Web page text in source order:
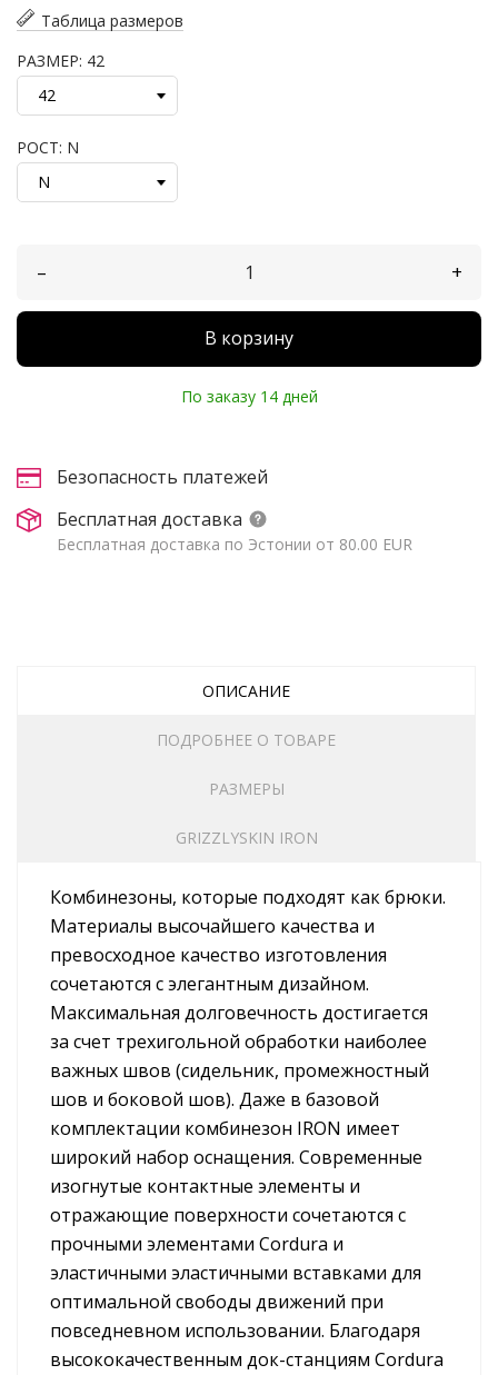
Таблица размеров
РАЗМЕР: 42
РОСТ: N
– +
В корзину
По заказу 14 дней
Безопасность платежей
Бесплатная доставка
Бесплатная доставка по Эстонии от 80.00 EUR
ОПИСАНИЕ
ПОДРОБНЕЕ О ТОВАРЕ
РАЗМЕРЫ
GRIZZLYSKIN IRON
Комбинезоны, которые подходят как брюки.
Материалы высочайшего качества и
превосходное качество изготовления
сочетаются с элегантным дизайном.
Максимальная долговечность достигается
за счет трехигольной обработки наиболее
важных швов (сидельник, промежностный
шов и боковой шов). Даже в базовой
комплектации комбинезон IRON имеет
широкий набор оснащения. Современные
изогнутые контактные элементы и
отражающие поверхности сочетаются с
прочными элементами Cordura и
эластичными эластичными вставками для
оптимальной свободы движений при
повседневном использовании. Благодаря
высококачественным док-станциям Cordura